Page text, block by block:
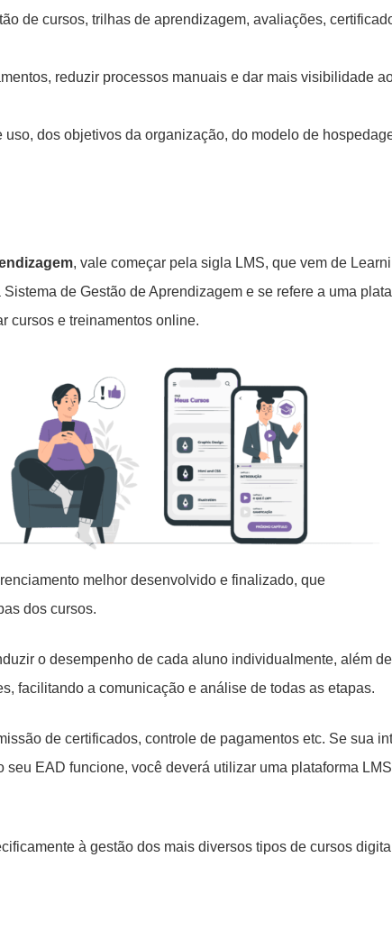
de cursos, trilhas de aprendizagem, avaliações,
reduzir processos manuais e dar mais visibilidade
dos objetivos da organização, do modelo de
, vale começar pela sigla LMS, que vem de
de Gestão de Aprendizagem e se refere a uma
cursos e treinamentos online.
melhor desenvolvido e finalizado, que
dos cursos.
o desempenho de cada aluno individualmente, além
facilitando a comunicação e análise de todas as etapas.
de certificados, controle de pagamentos etc. Se sua
EAD funcione, você deverá utilizar uma plataforma
à gestão dos mais diversos tipos de cursos